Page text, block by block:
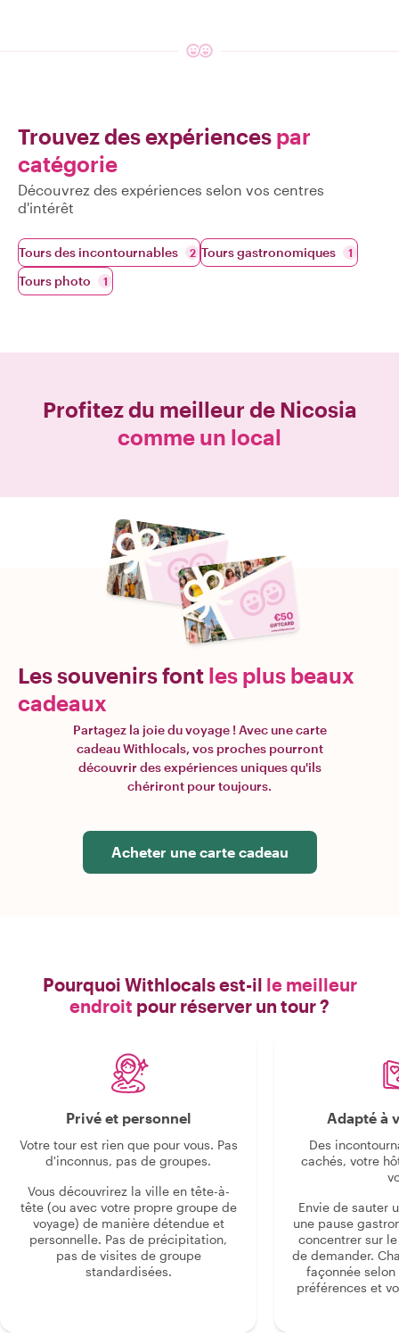
Trouvez des expériences par
catégorie
Découvrez des expériences selon vos centres
d'intérêt
Tours des incontournables 2 Tours gastronomiques 1
Tours photo 1
Profitez du meilleur de Nicosia
comme un local
Les souvenirs font les plus beaux
cadeaux
Partagez la joie du voyage ! Avec une carte
cadeau Withlocals, vos proches pourront
découvrir des expériences uniques qu'ils
chériront pour toujours.
Acheter une carte cadeau
Pourquoi Withlocals est-il le meilleur
endroit pour réserver un tour ?
Privé et personnel
Votre tour est rien que pour vous. Pas
d'inconnus, pas de groupes.
Vous découvrirez la ville en tête-à-
tête (ou avec votre propre groupe de
voyage) de manière détendue et
personnelle. Pas de précipitation,
pas de visites de groupe
standardisées.
Adapté à
Des
cachés, votre
Envie de sauter
une pause
concentrer sur
de demander.
façonnée
préférences et